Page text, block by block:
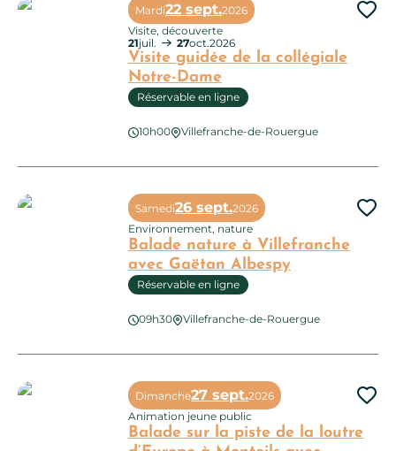
Visite guidée de la collégiale
Notre-Dame
Réservable en ligne
10h00 Villefranche-de-Rouergue
Mardi22 sept.2026
Visite, découverte
21juil. 27oct.2026
Visite guidée de la collégiale Notre-Dame
Balade nature à Villefranche
avec Gaëtan Albespy
Réservable en ligne
09h30 Villefranche-de-Rouergue
Samedi26 sept.2026
Environnement, nature
Balade nature à Villefranche avec Gaëtan Albespy
Balade sur la piste de la loutre
Dimanche27 sept.2026
Animation jeune public